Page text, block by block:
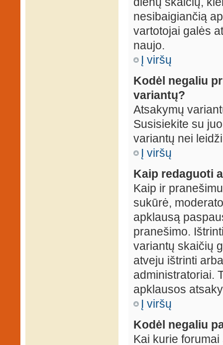
nesibaigiančią
vartotojai galės
naujo.
Į viršų
Kodėl negaliu
variantų?
Atsakymų
Susisiekite su
variantų nei
Į viršų
Kaip redaguoti
Kaip ir
sukūrė,
apklausą
pranešimo.
variantų skaičių
atveju ištrinti
administratoriai.
apklausos
Į viršų
Kodėl negaliu
Kai kurie